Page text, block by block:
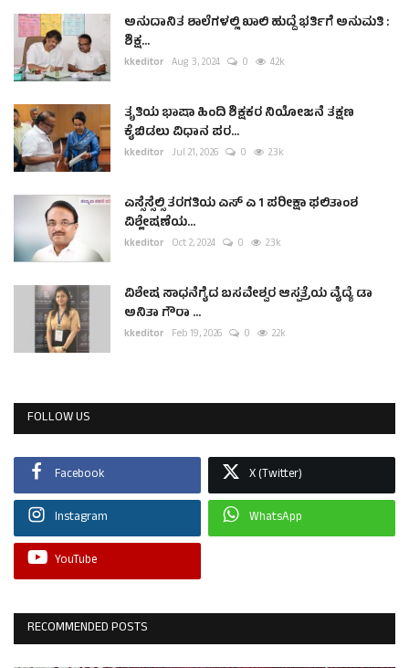
ಅನುದಾನಿತ ಶಾಲೆಗಳಲ್ಲಿ ಖಾಲಿ ಹುದ್ದೆ ಭರ್ತಿಗೆ ಅನುಮತಿ :
ಶಿಕ್ಷ...
kkeditor Aug 3, 2024 0 4.2k
ತೃತಿಯ ಭಾಷಾ ಹಿಂದಿ ಶಿಕ್ಷಕರ ನಿಯೋಜನೆ ತಕ್ಷಣ
ಕೈಬಿಡಲು ವಿಧಾನ ಪರ...
kkeditor Jul 21, 2026 0 2.3k
ಎಸ್ಸೆಸ್ಸೆಲ್ಸಿ ತರಗತಿಯ ಎಸ್ ಎ 1 ಪರೀಕ್ಷಾ ಫಲಿತಾಂಶ
ವಿಶ್ಲೇಷಣೆಯ...
kkeditor Oct 2, 2024 0 2.3k
ವಿಶೇಷ ಸಾಧನೆಗೈದ ಬಸವೇಶ್ವರ ಆಸ್ಪತ್ರೆಯ ವೈದ್ಯೆ ಡಾ
ಅನಿತಾ ಗೌರಾ ...
kkeditor Feb 19, 2026 0 2.2k
FOLLOW US
Facebook X (Twitter)
Instagram WhatsApp
YouTube
RECOMMENDED POSTS